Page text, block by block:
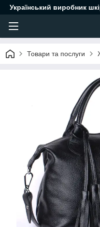
Український виробник
Товари та послуги